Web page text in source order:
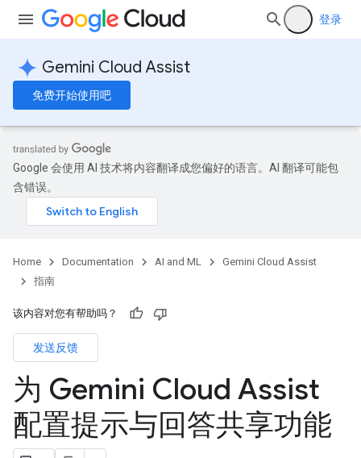
登录
Gemini Cloud Assist
免费开始使用吧
Google 会使用 AI 技术将内容翻译成您偏好的语言。AI 翻译可能包
含错误。
Home Documentation AI and ML
Gemini Cloud Assist
指南
该内容对您有帮助吗？
发送反馈
为 Gemini Cloud Assist
配置提示与回答共享功能